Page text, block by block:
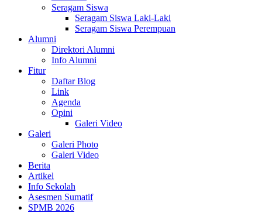
Seragam Siswa
Seragam Siswa Laki-Laki
Seragam Siswa Perempuan
Alumni
Direktori Alumni
Info Alumni
Fitur
Daftar Blog
Link
Agenda
Opini
Galeri Video
Galeri
Galeri Photo
Galeri Video
Berita
Artikel
Info Sekolah
Asesmen Sumatif
SPMB 2026